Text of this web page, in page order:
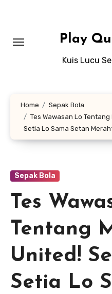
Play
Kuis Lucu
Home
Sepak Bola
Tes Wawasan Lo
Setia Lo Sama Setan
Sepak Bola
Tes
Tentang
United!
Setia Lo